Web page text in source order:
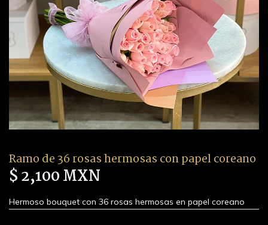
Ramo de 36 rosas hermosas con papel coreano
$ 2,100 MXN
Hermoso bouquet con 36 rosas hermosas en papel coreano